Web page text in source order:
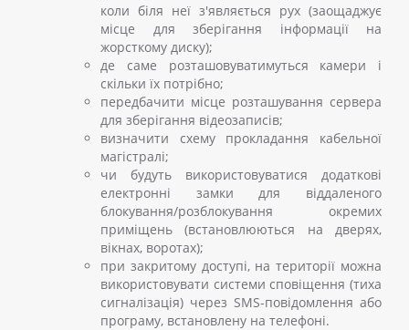
коли біля неї з'являється рух (заощаджує
місце для зберігання інформації на
жорсткому диску);
де саме розташовуватимуться камери і
скільки їх потрібно;
передбачити місце розташування сервера
для зберігання відеозаписів;
визначити схему прокладання кабельної
магістралі;
чи будуть використовуватися додаткові
електронні замки для віддаленого
блокування/розблокування окремих
приміщень (встановлюються на дверях,
вікнах, воротах);
при закритому доступі, на території можна
використовувати системи сповіщення (тиха
сигналізація) через SMS-повідомлення або
програму, встановлену на телефоні.